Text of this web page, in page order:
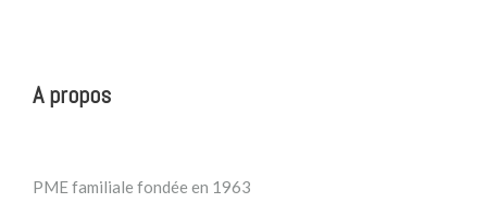
A propos
PME familiale fondée en 1963